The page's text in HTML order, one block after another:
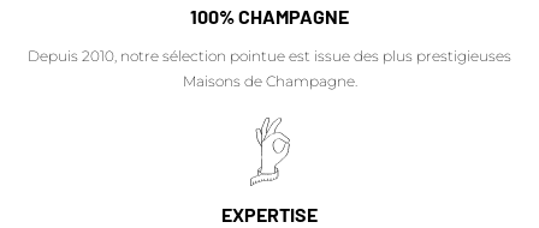
100% CHAMPAGNE
Depuis 2010, notre sélection pointue est issue des plus prestigieuses
Maisons de Champagne.
EXPERTISE